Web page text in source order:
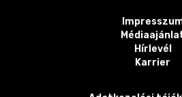
Hírlevél
Karrier